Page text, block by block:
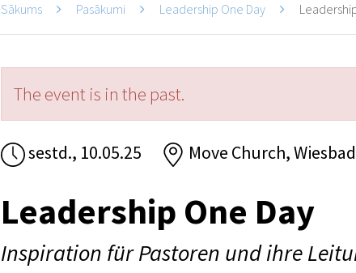
Sākums Pasākumi Leadership One Day
The event is in the past.
sestd., 10.05.25 Move Church,
Leadership One Day
Inspiration für Pastoren und ihre